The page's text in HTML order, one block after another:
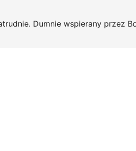
Dumnie wspierany przez